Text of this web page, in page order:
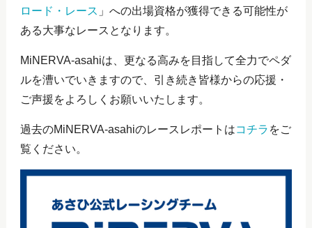
ロード・レース 」への出場資格が獲得できる可能性が
ある大事なレースとなります。
MiNERVA-asahiは、更なる高みを目指して全力でペダ
ルを漕いでいきますので、引き続き皆様からの応援・
ご声援をよろしくお願いいたします。
過去のMiNERVA-asahiのレースレポートはコチラ をご
覧ください。